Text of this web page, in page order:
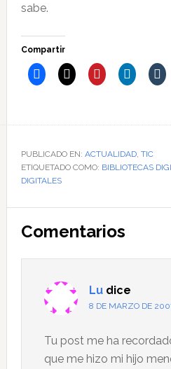
sabe.
Compartir
PUBLICADO EN: ACTUALIDAD, TIC
ETIQUETADO COMO: BIBLIOTECAS
DIGITALES
Interacciones
con
lectores
Comentarios
Lu dice
8 DE MARZO DE
Tu post me ha
que me hizo mi hijo